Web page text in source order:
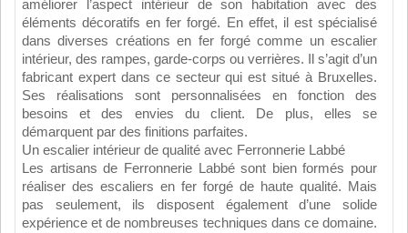
améliorer l’aspect intérieur de son habitation avec des
éléments décoratifs en fer forgé. En effet, il est spécialisé
dans diverses créations en fer forgé comme un escalier
intérieur, des rampes, garde-corps ou verrières. Il s’agit d’un
fabricant expert dans ce secteur qui est situé à Bruxelles.
Ses réalisations sont personnalisées en fonction des
besoins et des envies du client. De plus, elles se
démarquent par des finitions parfaites.
Un escalier intérieur de qualité avec Ferronnerie Labbé
Les artisans de Ferronnerie Labbé sont bien formés pour
réaliser des escaliers en fer forgé de haute qualité. Mais
pas seulement, ils disposent également d’une solide
expérience et de nombreuses techniques dans ce domaine.